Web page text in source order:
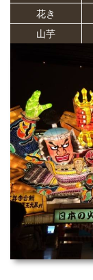
花き
山芋